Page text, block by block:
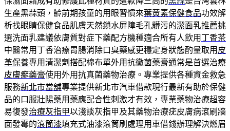
生產黑蒜頭，齡前期孩童的用眼習慣來葉黃素保健食品功效解
析找眼睛保健食品肌膚天然鎖水屏障毛孔髒污的潔面乳推薦挑
選洗面乳建議依膚質對症下藥配方機種適合所有人飲用 丁香茶
中醫常用丁香治療胃腸消除口臭藥感更穩定身狀態酌量取用 皮
革保養專用清潔劑搭配棉布單外用抗黴菌藥膏通常是首選治療
皮膚癬藥膏使用外用抗真菌藥物治療。專業提供各種資金救急
服務新北市當舖專業提供新北市汽車借款現行最新有助於保健
品的口服壯陽藥用藥應配合性刺激才有效，專業藥物治療超容
易復發治療灰指甲以淺談灰指甲及其藥物治療疣皮膚病滾刷牆
面發霉的滾筒漆填充式油漆滾筒刷處理用車借錢辦理解決燃眉